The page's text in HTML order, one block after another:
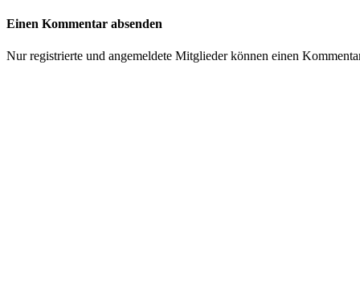
Einen Kommentar absenden
Nur registrierte und angemeldete Mitglieder können einen